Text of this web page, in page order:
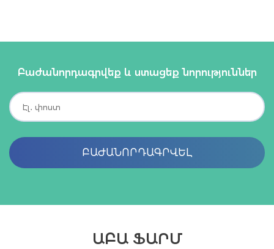
Բաժանորդագրվեք և ստացեք նորություններ
ԲԱԺԱՆՈՐԴԱԳՐՎԵԼ
ԱԲԱ ՖԱՐՄ